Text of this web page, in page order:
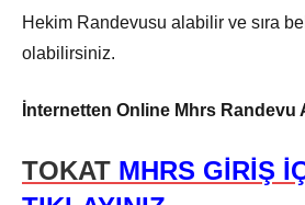
Hekim Randevusu alabilir ve sıra
olabilirsiniz.
İnternetten Online Mhrs Randevu
TOKAT MHRS GİRİŞ